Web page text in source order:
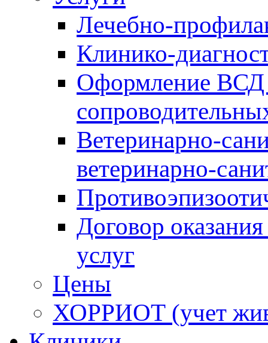
Лечебно-
Клинико-
Оформление ВСД
Ветеринарно-
ветеринарно-
Договор
услуг
Цены
ХОРРИОТ (учет